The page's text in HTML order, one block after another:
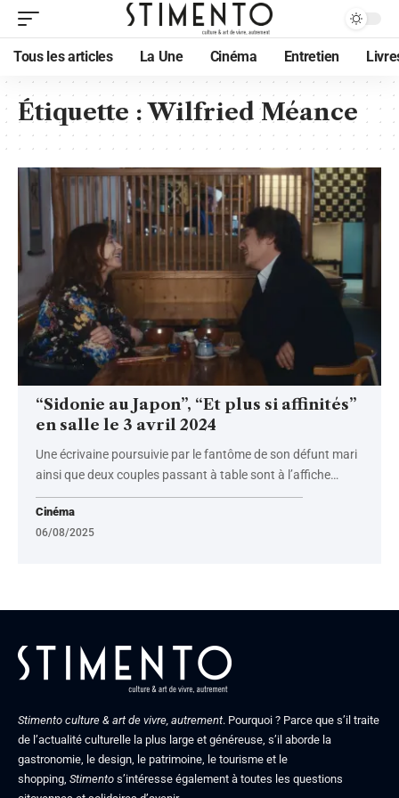
Tous les articles La Une Cinéma Entretien
Étiquette :Wilfried Méance
“Sidonie au Japon”, “Et plus si affinités”
en salle le 3 avril 2024
Une écrivaine poursuivie par le fantôme de son défunt mari
ainsi que deux couples passant à table sont à l’affiche…
Cinéma
06/08/2025
Stimento culture & art de vivre, autrement. Pourquoi ? Parce que s’il traite
de l’actualité culturelle la plus large et généreuse, s’il aborde la
gastronomie, le design, le patrimoine, le tourisme et le
shopping, Stimento s’intéresse également à toutes les questions